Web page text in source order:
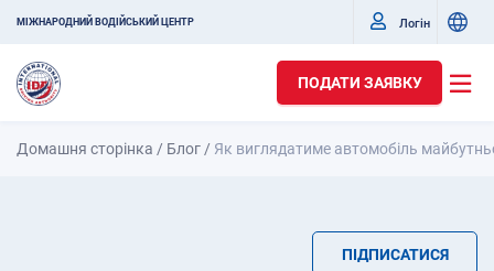
МІЖНАРОДНИЙ ВОДІЙСЬКИЙ ЦЕНТР Логін
ПОДАТИ ЗАЯВКУ
Домашня сторінка / Блог / Як виглядатиме автомобіль
ПІДПИСАТИСЯ